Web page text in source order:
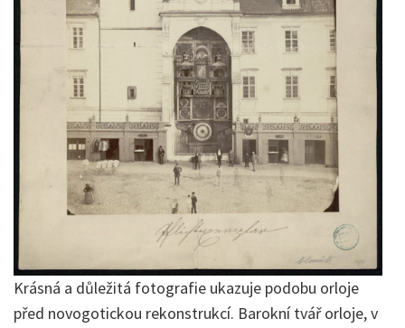
Krásná a důležitá fotografie ukazuje podobu orloje
před novogotickou rekonstrukcí. Barokní tvář orloje, v